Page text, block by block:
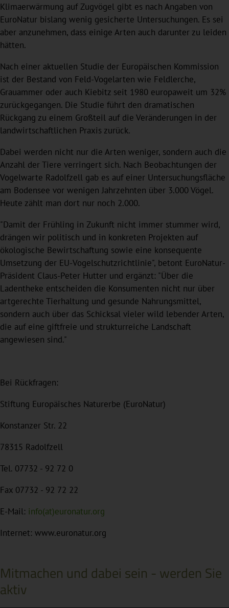
Klimaerwärmung auf Zugvögel gibt es nach Angaben von
EuroNatur bislang wenig gesicherte Untersuchungen. Es sei
aber anzunehmen, dass einige Arten auch darunter zu leiden
hätten.
Nach einer aktuellen Studie der Europäischen Kommission
ist der Bestand von Feld-Vogelarten wie Feldlerche,
Grauammer oder auch Kiebitz seit 1980 europaweit um 32%
zurückgegangen. Die Studie führt den dramatischen
Rückgang zu einem Großteil auf die Veränderungen in der
landwirtschaftlichen Praxis zurück.
Dabei werden nicht nur die Arten weniger, sondern auch die
Anzahl der Tiere verringert sich. Nach Beobachtungen der
Vogelwarte Radolfzell gab es auf einer Untersuchungsfläche
am Bodensee vor wenigen Jahrzehnten über 3.000 Vögel.
Heute zählt man dort nur noch 2.000.
"Damit der Frühling in Zukunft nicht immer stummer wird,
drängen wir politisch und in konkreten Projekten auf
ökologische Bewirtschaftung sowie eine konsequente
Umsetzung der EU-Vogelschutzrichtlinie", betont EuroNatur-
Präsident Claus-Peter Hutter und ergänzt: "Über die
Ladentheke entscheiden die Konsumenten nicht nur über
artgerechte Tierhaltung und gesunde Nahrungsmittel,
sondern auch über das Schicksal vieler wild lebender Arten,
die auf eine giftfreie und strukturreiche Landschaft
angewiesen sind."
Bei Rückfragen:
Stiftung Europäisches Naturerbe (EuroNatur)
Konstanzer Str. 22
78315 Radolfzell
Tel. 07732 - 92 72 0
Fax 07732 - 92 72 22
E-Mail: info(at)euronatur.org
Internet: www.euronatur.org
Mitmachen und dabei sein - werden Sie
aktiv